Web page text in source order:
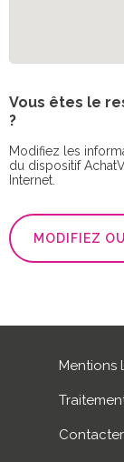
Vous êtes le
?
Modifiez les
du dispositif
Internet.
MODIFIEZ
Mentions